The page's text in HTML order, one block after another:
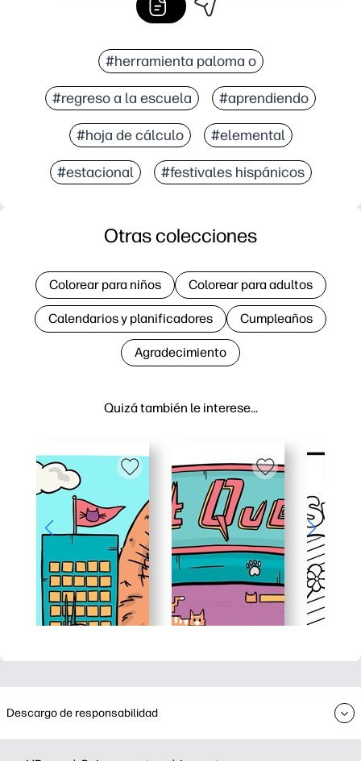
#herramienta paloma o
#regreso a la escuela #aprendiendo
#hoja de cálculo #elemental
#estacional #festivales hispánicos
Quizá también le interese…
Otras colecciones
Colorear para niños Colorear para adultos
Calendarios y planificadores Cumpleaños
Agradecimiento
Descargo de responsabilidad